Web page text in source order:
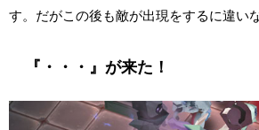
す。だがこの後も敵が出現をするに違いな
『・・・』が来た！